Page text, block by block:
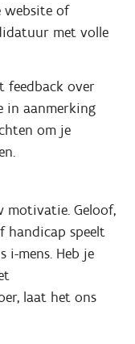
website of
met volle
feedback over
in aanmerking
om je
motivatie. Geloof,
handicap speelt
i-mens. Heb je
laat het ons